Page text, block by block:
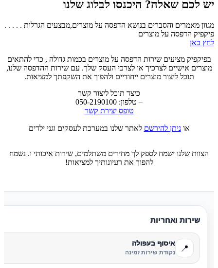
יש לכם שאלה? היכנסו לבלוג שלנו
מגוון מאמרים והסברים בנושא הדפסה על מוצרים,מבצעים הגרלות . . . . .
פיקפיק הדפסה על מוצרים
לחץ כאן
בפיקפיק מציעים שירות הדפסה על מוצרים בכמות גדולה , כדי להתאים
מוצרים אישיים לצרכיך או לצרכי העסק שלך. עם שירות ההדפסה שלנו,
תוכל ליצור מוצרים ייחודיים ולהפוך את השקפתך למציאות.
כיצד תוכל ליצור קשר
– טלפון: 050-2190100
טופס יצירת קשר
אוניתן להירשם לאתר שלנו במערכת לעסקים וגני ילדים
הצוות שלנו ישמח לספק לך מחירים משתלמים, שירות איכותי ו. נשמח
להפוך את רעיונותיך למציאות!
שירות ואחריות
📍 איסוף בעפולה
נקודת שירות זמינה